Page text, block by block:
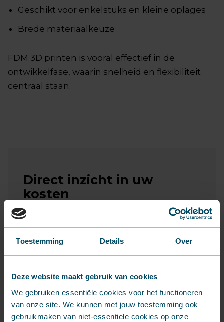
Toestemming Details Over
Deze website maakt gebruik van cookies
We gebruiken essentiële cookies voor het functioneren
van onze site. We kunnen met jouw toestemming ook
gebruikmaken van niet-essentiele cookies op onze
Geschikt voor enkelstuks en kleine oplages
Brede materiaalkeuze
FDM 3D printen is vooral effectief in de
ontwikkelfase, waarin snelheid en flexibiliteit
centraal staan.
Direct inzicht in uw
kosten
Wist u dat u via ons 3D printportaal zelf
3D printen van uw kunststof onderdeel?
en ontvang direct een prijs.
3D print bestellen